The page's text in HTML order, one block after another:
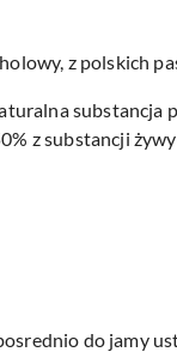
z polskich
substancja
z substancji
do jamy